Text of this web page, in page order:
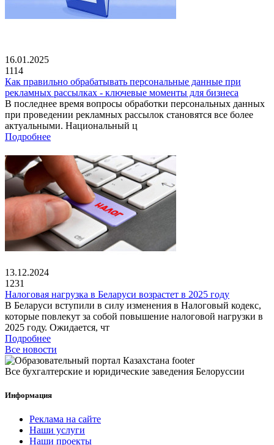
16.01.2025
1114
Как правильно обрабатывать персональные данные при
рекламных рассылках - ключевые моменты для бизнеса
В последнее время вопросы обработки персональных данных
при проведении рекламных рассылок становятся все более
актуальными. Национальный ц
Подробнее
13.12.2024
1231
Налоговая нагрузка в Беларуси возрастет в 2025 году
В Беларуси вступили в силу изменения в Налоговый кодекс,
которые повлекут за собой повышение налоговой нагрузки в
2025 году. Ожидается, чт
Подробнее
Все новости
Все бухгалтерские и юридические заведения Белоруссии
Информация
Реклама на сайте
Наши услуги
Наши проекты